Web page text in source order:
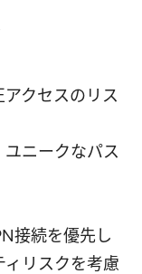
クセスのリス
ニークなパス
接続を優先し
リスクを考慮